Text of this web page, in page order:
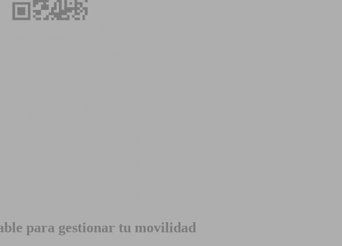
para gestionar tu movilidad